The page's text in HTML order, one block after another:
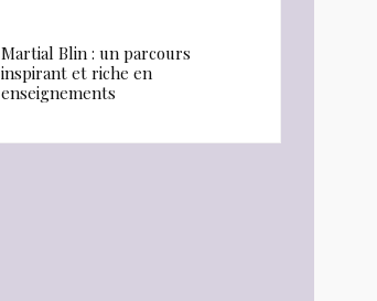
Martial Blin : un parcours
inspirant et riche en
enseignements